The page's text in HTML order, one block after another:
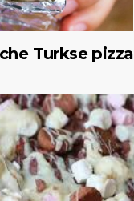
Turkse pizza